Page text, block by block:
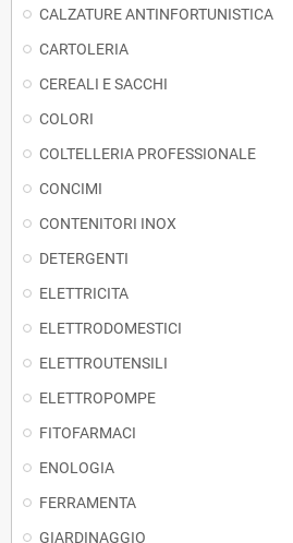
CALZATURE ANTINFORTUNISTICA
CARTOLERIA
CEREALI E SACCHI
COLORI
COLTELLERIA PROFESSIONALE
CONCIMI
CONTENITORI INOX
DETERGENTI
ELETTRICITA
ELETTRODOMESTICI
ELETTROUTENSILI
ELETTROPOMPE
FITOFARMACI
ENOLOGIA
FERRAMENTA
GIARDINAGGIO